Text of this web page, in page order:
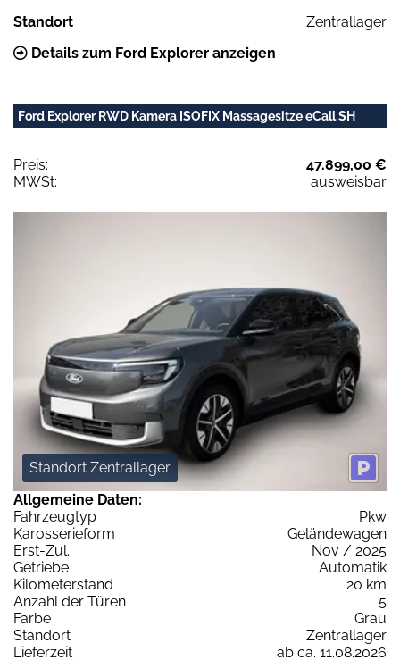
Standort
Zentrallager
Details zum Ford Explorer anzeigen
Ford Explorer RWD Kamera ISOFIX Massagesitze eCall SH
Preis:
47.899,00 €
MWSt:
ausweisbar
Standort Zentrallager
Allgemeine Daten:
Fahrzeugtyp
Pkw
Karosserieform
Geländewagen
Erst-Zul.
Nov / 2025
Getriebe
Automatik
Kilometerstand
20 km
Anzahl der Türen
5
Farbe
Grau
Standort
Zentrallager
Lieferzeit
ab ca. 11.08.2026